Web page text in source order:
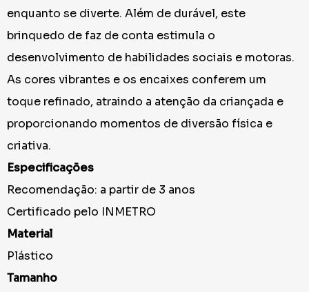
enquanto se diverte. Além de durável, este
brinquedo de faz de conta estimula o
desenvolvimento de habilidades sociais e motoras.
As cores vibrantes e os encaixes conferem um
toque refinado, atraindo a atenção da criançada e
proporcionando momentos de diversão física e
criativa.
Especificações
Recomendação: a partir de 3 anos
Certificado pelo INMETRO
Material
Plástico
Tamanho